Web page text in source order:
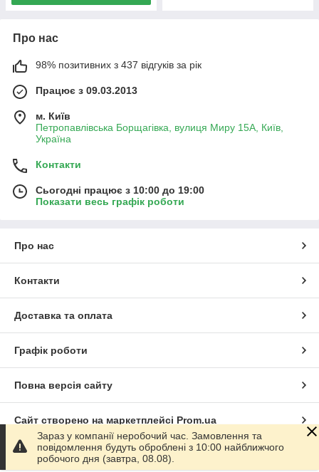
Про нас
98% позитивних з 437 відгуків за рік
Працює з 09.03.2013
м. Київ
Петропавлівська Борщагівка, вулиця Миру 15А, Київ,
Україна
Контакти
Сьогодні працює з 10:00 до 19:00
Показати весь графік роботи
Про нас
Контакти
Доставка та оплата
Графік роботи
Повна версія сайту
Сайт створено на маркетплейсі Prom.ua
Політика конфіденційності
Зараз у компанії неробочий час. Замовлення та
повідомлення будуть оброблені з 10:00 найближчого
робочого дня (завтра, 08.08).